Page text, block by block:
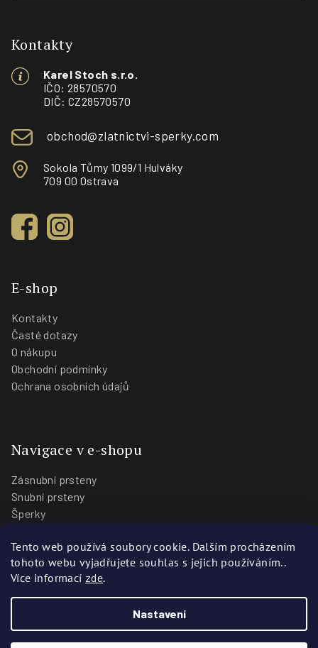
Tento web používá soubory cookie. Dalším procházením
tohoto webu vyjadřujete souhlas s jejich používáním..
Více informací zde.
Nastavení
Kontakty
Karel Stoch s.r.o.
IČO: 28570570
DIČ: CZ28570570
obchod@zlatnictvi-sperky.com
Sokola Tůmy 1099/1 Hulváky
709 00 Ostrava
E-shop
Kontakty
Časté dotazy
O nákupu
Obchodní podmínky
Ochrana osobních údajů
Navigace v e-shopu
Zásnubní prsteny
Snubní prsteny
Šperky
Blog
Prodejny
Zlatnictví Stoch. Všechna práva vyhrazena.
VytvořiliWebotvůrci.cz